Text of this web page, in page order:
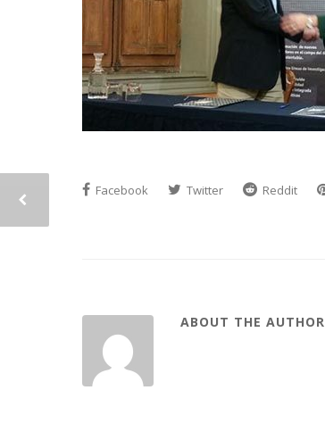
Facebook Twitter Reddit
ABOUT THE AUTHOR